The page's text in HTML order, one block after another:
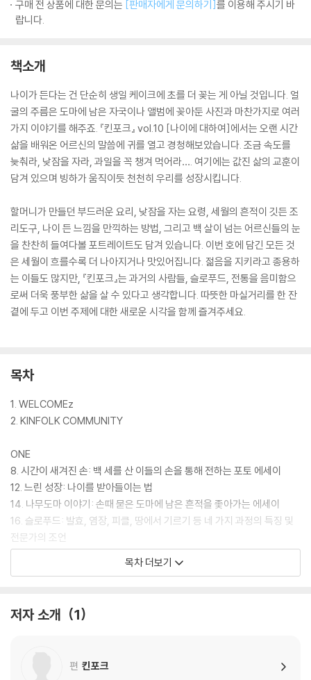
구매 전 상품에 대한 문의는 [판매자에게 문의하기]를 이용해 주시기 바
랍니다.
책소개
나이가 든다는 건 단순히 생일 케이크에 초를 더 꽂는 게 아닐 것입니다. 얼
굴의 주름은 도마에 남은 자국이나 앨범에 꽂아둔 사진과 마찬가지로 여러
가지 이야기를 해주죠. 『킨포크』 vol.10 [나이에 대하여]에서는 오랜 시간
삶을 배워온 어르신의 말씀에 귀를 열고 경청해보았습니다. 조금 속도를
늦춰라, 낮잠을 자라, 과일을 꼭 챙겨 먹어라…. 여기에는 값진 삶의 교훈이
담겨 있으며 빙하가 움직이듯 천천히 우리를 성장시킵니다.
할머니가 만들던 부드러운 요리, 낮잠을 자는 요령, 세월의 흔적이 깃든 조
리도구, 나이 든 느낌을 만끽하는 방법, 그리고 백 살이 넘는 어르신들의 눈
을 찬찬히 들여다볼 포트레이트도 담겨 있습니다. 이번 호에 담긴 모든 것
은 세월이 흐를수록 더 나아지거나 맛있어집니다. 젊음을 지키라고 종용하
는 이들도 많지만, 『킨포크』는 과거의 사람들, 슬로푸드, 전통을 음미함으
로써 더욱 풍부한 삶을 살 수 있다고 생각합니다. 따뜻한 마실거리를 한 잔
곁에 두고 이번 주제에 대한 새로운 시각을 함께 즐겨주세요.
목차
1. WELCOMEz
2. KINFOLK COMMUNITY
ONE
8. 시간이 새겨진 손: 백 세를 산 이들의 손을 통해 전하는 포토 에세이
12. 느린 성장: 나이를 받아들이는 법
14. 나무도마 이야기: 손때 묻은 도마에 남은 흔적을 좇아가는 에세이
16. 슬로푸드: 발효, 염장, 피클, 땅에서 기르기 등 네 가지 과정의 특징 및
전문가의 조언
24. 무엇에 쓰는 물건인고: 케케묵은 주방용품을 둘러싼 퀴즈
26. 노년의 즐길거리: 추리닝을 입는 나이가 되기 전에 해볼 만한 것들
34. 부드러운 음식의 향연: 이가 없는 이들을 위한 연말연시 만찬
40. 레시피: 에스프레소 럼 무스
목차 더보기
저자 소개 1
편 킨포크